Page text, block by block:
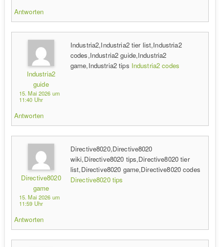
Antworten
Industria2
guide
15. Mai 2026 um
11:40 Uhr
Industria2,Industria2 tier list,Industria2
codes,Industria2 guide,Industria2
game,Industria2 tips Industria2 codes
Antworten
Directive8020
game
15. Mai 2026 um
11:59 Uhr
Directive8020,Directive8020
wiki,Directive8020 tips,Directive8020 tier
list,Directive8020 game,Directive8020 codes
Directive8020 tips
Antworten